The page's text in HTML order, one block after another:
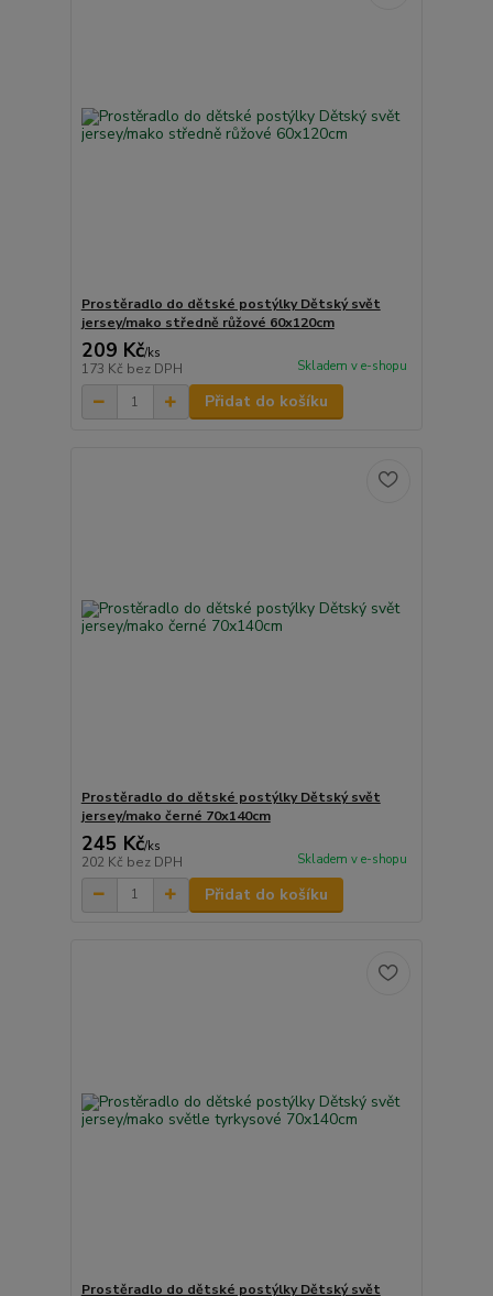
Prostěradlo do dětské postýlky Dětský svět
jersey/mako středně růžové 60x120cm
209 Kč/ks
173 Kč bez DPH Skladem v e-shopu
Přidat do košíku
Prostěradlo do dětské postýlky Dětský svět
jersey/mako černé 70x140cm
245 Kč/ks
202 Kč bez DPH Skladem v e-shopu
Přidat do košíku
Prostěradlo do dětské postýlky Dětský svět